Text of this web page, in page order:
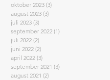
oktober 2023 (3)
august 2023 (3)
juli 2023 (3)
september 2022 (1)
juli 2022 (2)
juni 2022 (2)
april 2022 (3)
september 2021 (3)
august 2021 (2)